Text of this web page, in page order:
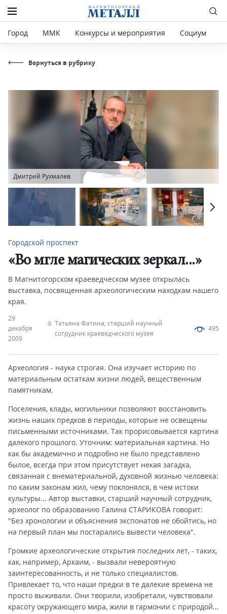
Город ММК Конкурсы и мероприятия Социум
Вернуться в рубрику
29
декабря
2009
Татьяна Фатина, старший научный
сотрудник краеведческого музея
495
Городской проспект
«Во мгле магических зеркал...»
В Магнитогорском краеведческом музее открылась
выставка, посвященная археологическим находкам нашего
края.
Дмитрий Рухмалев
Археология - наука строгая. Она изучает историю по
материальным остаткам жизни людей, вещественным
памятникам.
Поселения, клады, могильники позволяют восстановить
жизнь наших предков в периоды, которые не освещены
письменными источниками. Так прорисовывается картина
далекого прошлого. Уточним: материальная картина. Но
как бы академично и подробно не было представлено
былое, всегда при этом присутствует некая загадка,
связанная с внематериальной, духовной жизнью человека:
по каким законам жил, чему поклонялся, в чем истоки
культуры... Автор выставки, старший научный сотрудник,
археолог по образованию Галина СТАРИКОВА говорит:
"Без хронологии и объяснения экспонатов не обойтись, но
на первый план мы постарались вывести человека".
Громкие археологические открытия последних лет, - таких,
как, например, Аркаим, - вызвали невероятную
заинтересованность, и не только специалистов.
Привлекает то, что наши предки в те далекие времена не
просто выживали. Они творили, изобретали, чувствовали
красоту окружающего мира, жили в гармонии с природой...